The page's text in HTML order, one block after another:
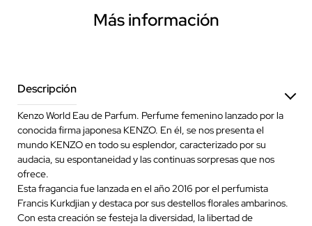
Más información
Descripción
Kenzo World Eau de Parfum. Perfume femenino lanzado por la
conocida firma japonesa KENZO. En él, se nos presenta el
mundo KENZO en todo su esplendor, caracterizado por su
audacia, su espontaneidad y las continuas sorpresas que nos
ofrece.
Esta fragancia fue lanzada en el año 2016 por el perfumista
Francis Kurkdjian y destaca por sus destellos florales ambarinos.
Con esta creación se festeja la diversidad, la libertad de